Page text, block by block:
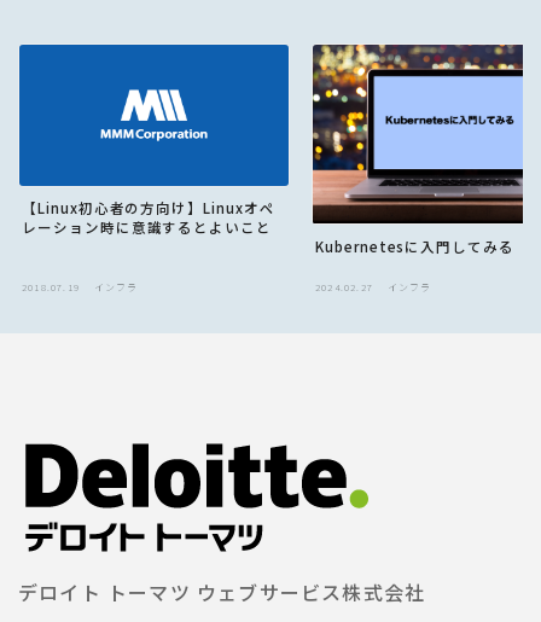
【Linux初心者の方向け】Linuxオペ
レーション時に意識するとよいこと
2018.07.19 インフラ
Kubernetesに入門してみる
2024.02.27 インフラ
デロイト トーマツ ウェブサービス株式会社